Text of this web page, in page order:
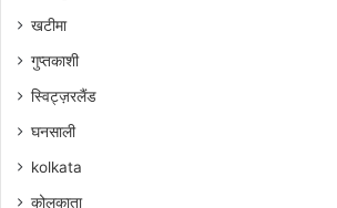
खटीमा
गुप्तकाशी
स्विट्ज़रलैंड
घनसाली
kolkata
कोलकाता